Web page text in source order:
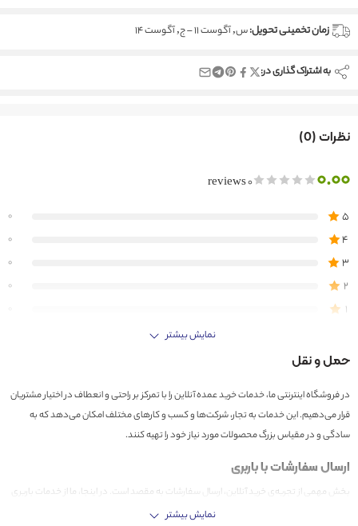
زمان تخمینی تحویل:س, آگوست 11 – ج, آگوست 14
به اشتراک گذاری در:
نظرات (0)
0.00
0 reviews
5
0
4
0
3
0
2
0
1
اولین کسی باشید که دیدگاهی می نویسد “چراغ دیواری نیمه هیلدا”
نقد و بررسی‌ها
هیچ دیدگاهی برای این محصول نوشته نشده است.
نمایش بیشتر
حمل و نقل
در فروشگاه اینترنتی ما، خدمات خرید عمده آنلاین را با تمرکز بر راحتی و انعطاف در اختیار مشتریان
قرار می‌دهیم. این خدمات به تجار، شرکت‌ها و کسب و کارهای مختلف امکان می‌دهد که به
سادگی و در مقیاس بزرگ محصولات مورد نیاز خود را تهیه کنند.
ارسال سفارشات با باربری
بخش مهمی از تجربه‌ی خرید آنلاین، ارسال سفارشات به مقصد است. در اینجا، ما از خدمات باربری
های معتبری استفاده می‌کنیم که علاوه بر ارائه خدمات حمل و نقل، هزینه را بر اساس تعداد
نمایش بیشتر